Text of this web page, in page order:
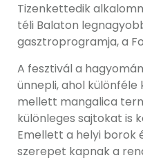
Tizenkettedik
téli Balaton
gasztroprogramja, a
A fesztivál a
ünnepli, ahol
mellett mangalica
különleges sajtokat is
Emellett a helyi borok
szerepet kapnak a